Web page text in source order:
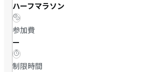
ハーフマラソン
参加費
—
制限時間